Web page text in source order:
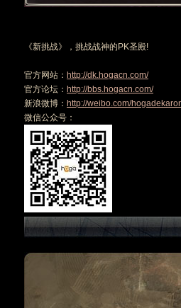
《新挑战》，挑战战神的PK圣殿!
官方网站： http://dk.hogacn.com/
官方论坛： http://bbs.hogacn.com/
新浪微博： http://weibo.com/
微信公众号：